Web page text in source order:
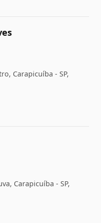
Carapicuíba - SP,
Carapicuíba - SP,